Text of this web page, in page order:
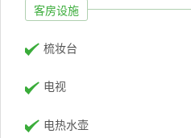
客房设施
梳妆台
电视
电热水壶